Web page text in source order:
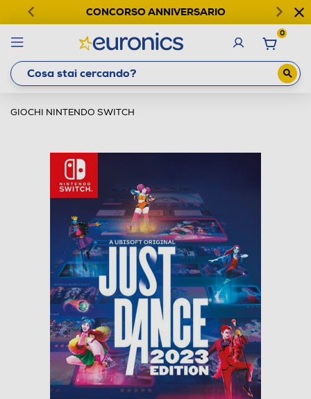
CONCORSO ANNIVERSARIO
0
GIOCHI NINTENDO SWITCH